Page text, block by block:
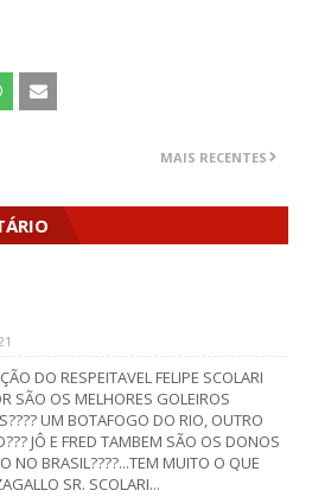
MAIS RECENTES
DO RESPEITAVEL FELIPE SCOLARI
SÃO OS MELHORES GOLEIROS
UM BOTAFOGO DO RIO, OUTRO
JÔ E FRED TAMBEM SÃO OS DONOS
NO BRASIL????...TEM MUITO O QUE
SR. SCOLARI...